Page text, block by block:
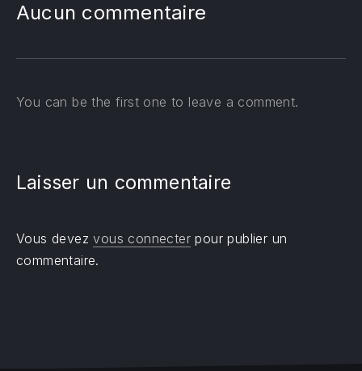
Aucun commentaire
You can be the first one to leave a comment.
Laisser un commentaire
Vous devezvous connecter pour publier un
commentaire.